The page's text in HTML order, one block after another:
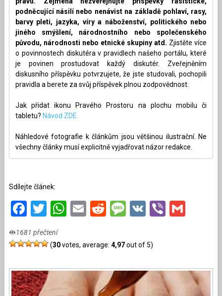
podněcující násilí nebo nenávist na základě pohlaví, rasy,
barvy pleti, jazyka, víry a náboženství, politického nebo
jiného smýšlení, národnostního nebo společenského
původu, národnosti nebo etnické skupiny atd. Zjistěte více
o povinnostech diskutéra v pravidlech našeho portálu, které
je povinen prostudovat každý diskutér. Zveřejněním
diskusního příspěvku potvrzujete, že jste studovali, pochopili
pravidla a berete za svůj příspěvek plnou zodpovědnost.
Jak přidat ikonu Pravého Prostoru na plochu mobilu či
tabletu? Návod ZDE.
Náhledové fotografie k článkům jsou většinou ilustrační. Ne
všechny články musí explicitně vyjadřovat názor redakce.
Sdílejte článek:
Facebook
Twitter
WhatsApp
EmailRedditMessage
VKViber
1681 přečtení
(30votes, average: 4,97out of 5)